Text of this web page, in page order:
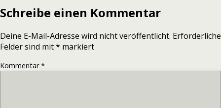
Schreibe einen Kommentar
Deine E-Mail-Adresse wird nicht veröffentlicht. Erforderliche
Felder sind mit* markiert
Kommentar*